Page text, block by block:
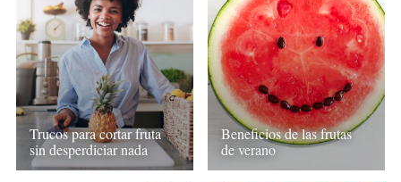
Trucos para cortar fruta
sin desperdiciar nada
Beneficios de las frutas
de verano